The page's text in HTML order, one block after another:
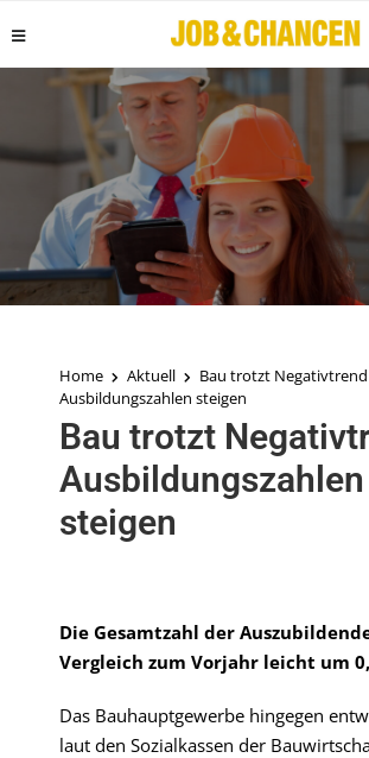
Home Aktuell
Bau trotzt Negativtrend
Ausbildungszahlen steigen
Bau trotzt
Ausbildungszahlen
steigen
Die Gesamtzahl der
Vergleich zum Vorjahr leicht um
Das Bauhauptgewerbe hingegen
laut den Sozialkassen der